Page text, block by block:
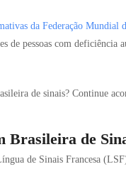
da Federação Mundial
de pessoas com deficiência
de sinais? Continue
Brasileira de
de Sinais Francesa